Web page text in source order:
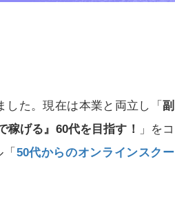
た。現在は本業と両立し「 副
稼げる』60代を目指す！
」をコ
50代からのオンラインスクー